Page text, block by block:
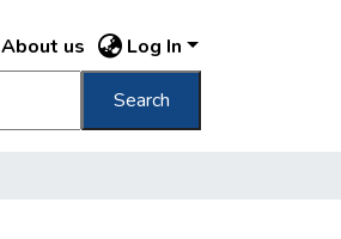
About us Log In
Search